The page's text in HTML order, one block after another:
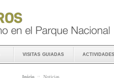
visitas guiadas actividades
Inicio :: Noticias